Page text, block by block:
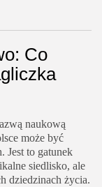
Co
naukową
może być
Jest to gatunek
siedlisko, ale
dziedzinach życia.